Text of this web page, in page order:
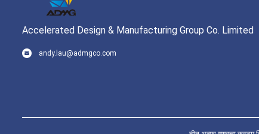
Accelerated Design & Manufacturing Group Co. Limited
andy.lau@admgco.com